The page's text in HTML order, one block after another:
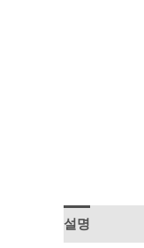
설명